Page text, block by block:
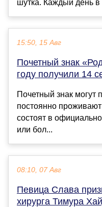
шутка. Каждый день
15:50, 15 Авг
Почетный знак
году получили 14
Почетный знак могут
постоянно
состоят в
или бол...
08:10, 07 Авг
Певица Слава
хирурга Тимура